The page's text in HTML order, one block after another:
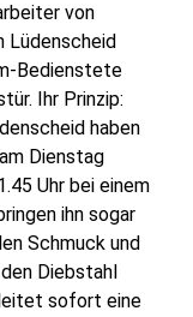
von
Lüdenscheid
Bedienstete
Ihr Prinzip:
haben
Dienstag
Uhr bei einem
ihn sogar
Schmuck und
Diebstahl
sofort eine